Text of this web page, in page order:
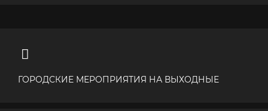
ГОРОДСКИЕ МЕРОПРИЯТИЯ НА ВЫХОДНЫЕ